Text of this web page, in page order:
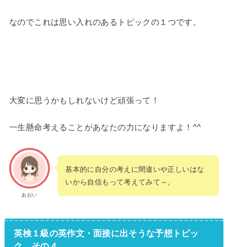
なのでこれは思い入れのあるトピックの１つです。
大変に思うかもしれないけど頑張って！
一生懸命考えることがあなたの力になりますよ！^^
あおい
基本的に自分の考えに間違いや正しいはな
いから自信もって考えてみて～。
英検１級の英作文・面接に出そうな予想トピッ